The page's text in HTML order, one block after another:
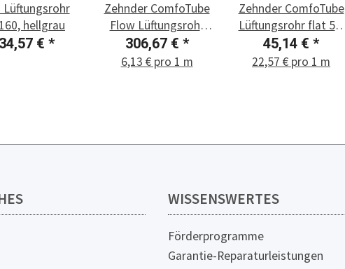
Lüftungsrohr
hellgrau
€ *
Zehnder ComfoTube
Flow Lüftungsrohr
DN 90, 50 m
306,67 € *
6,13 € pro 1 m
Zehnder ComfoTube
Lüftungsrohr flat 51,
2 m
45,14 € *
22,57 € pro 1 m
WISSENSWERTES
Förderprogramme
Garantie-Reparaturleistungen